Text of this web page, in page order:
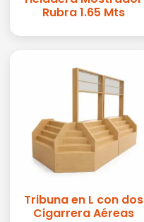
Rubra 1.65 Mts
Tribuna en L con dos
Cigarrera Aéreas